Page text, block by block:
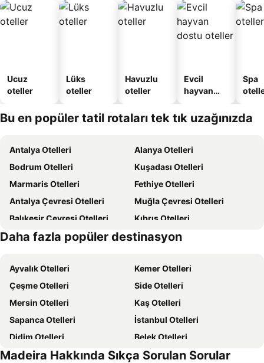
Ucuz
oteller
Lüks
oteller
Havuzlu
oteller
Evcil
hayvan
oteller
Spa
Bu en popüler tatil rotaları tek tık uzağınızda
Antalya Otelleri
Alanya Otelleri
Bodrum Otelleri
Kuşadası Otelleri
Marmaris Otelleri
Fethiye Otelleri
Antalya Çevresi Otelleri
Muğla Çevresi Otelleri
Balıkesir Çevresi Otelleri
Kıbrıs Otelleri
Kapadokya Otelleri
İzmir Çevresi Otelleri
Daha fazla popüler destinasyon
Ayvalık Otelleri
Kemer Otelleri
Çeşme Otelleri
Side Otelleri
Mersin Otelleri
Kaş Otelleri
Sapanca Otelleri
İstanbul Otelleri
Didim Otelleri
Belek Otelleri
Alaçatı Otelleri
Datça Otelleri
Madeira Hakkında Sıkça Sorulan Sorular